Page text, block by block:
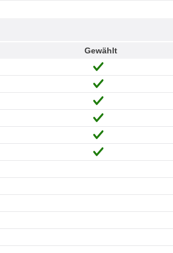
Gewählt